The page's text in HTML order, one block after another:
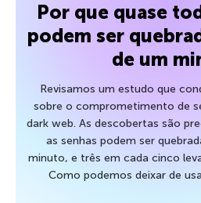
Por que quase
podem ser
de um
Revisamos um estudo que
sobre o comprometimento de
dark web. As descobertas são
as senhas podem ser
minuto, e três em cada cinco
Como podemos deixar de